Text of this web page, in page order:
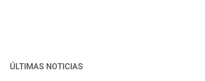
ÚLTIMAS NOTICIAS